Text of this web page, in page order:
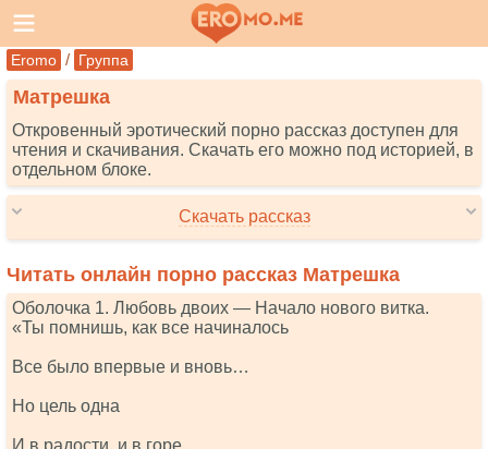
Eromo / Группа
Матрешка
Откровенный эротический порно рассказ доступен для
чтения и скачивания. Скачать его можно под историей, в
отдельном блоке.
Скачать рассказ
Читать онлайн порно рассказ Матрешка
Оболочка 1. Любовь двоих — Начало нового витка.
«Ты помнишь, как все начиналось
Все было впервые и вновь…
Но цель одна
И в радости, и в горе,